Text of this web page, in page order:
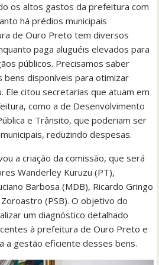
os altos gastos da prefeitura com
há prédios municipais
de Ouro Preto tem diversos
paga aluguéis elevados para
públicos. Precisamos saber
bens disponíveis para otimizar
Ele citou secretarias que atuam em
como a de Desenvolvimento
e Trânsito, que poderiam ser
reduzindo despesas.
a criação da comissão, que será
Wanderley Kuruzu (PT),
Barbosa (MDB), Ricardo Gringo
(PSB). O objetivo do
um diagnóstico detalhado
à prefeitura de Ouro Preto e
a gestão eficiente desses bens.